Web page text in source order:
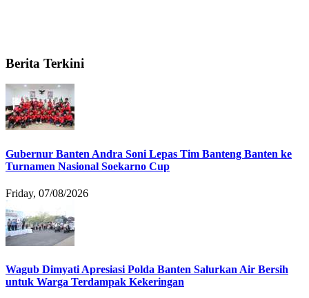
Berita Terkini
Gubernur Banten Andra Soni Lepas Tim Banteng Banten ke
Turnamen Nasional Soekarno Cup
Friday, 07/08/2026
Wagub Dimyati Apresiasi Polda Banten Salurkan Air Bersih
untuk Warga Terdampak Kekeringan